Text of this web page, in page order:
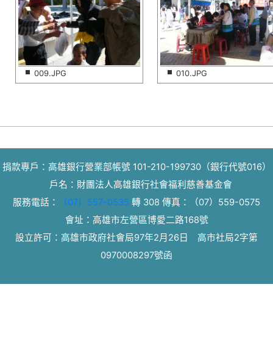
009.JPG 010.JPG
捐款專戶：高雄銀行營業部帳號 101-210-199730（銀行代號016）
戶名：財團法人高雄銀行社會福利慈善基金會
服務電話：
（07）557-0535 轉 308 傳真：
（07）559-0575
會址：高雄市左營區博愛二路168號
設立許可：高雄市政府社會局97年2月26日 高市社局2字第
0970008297號函